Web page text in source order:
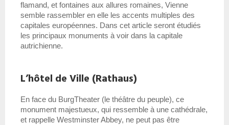
flamand, et fontaines aux allures romaines, Vienne
semble rassembler en elle les accents multiples des
capitales européennes. Dans cet article seront étudiés
les principaux monuments à voir dans la capitale
autrichienne.
L’hôtel de Ville (Rathaus)
En face du BurgTheater (le théâtre du peuple), ce
monument majestueux, qui ressemble à une cathédrale,
et rappelle Westminster Abbey, ne peut pas être